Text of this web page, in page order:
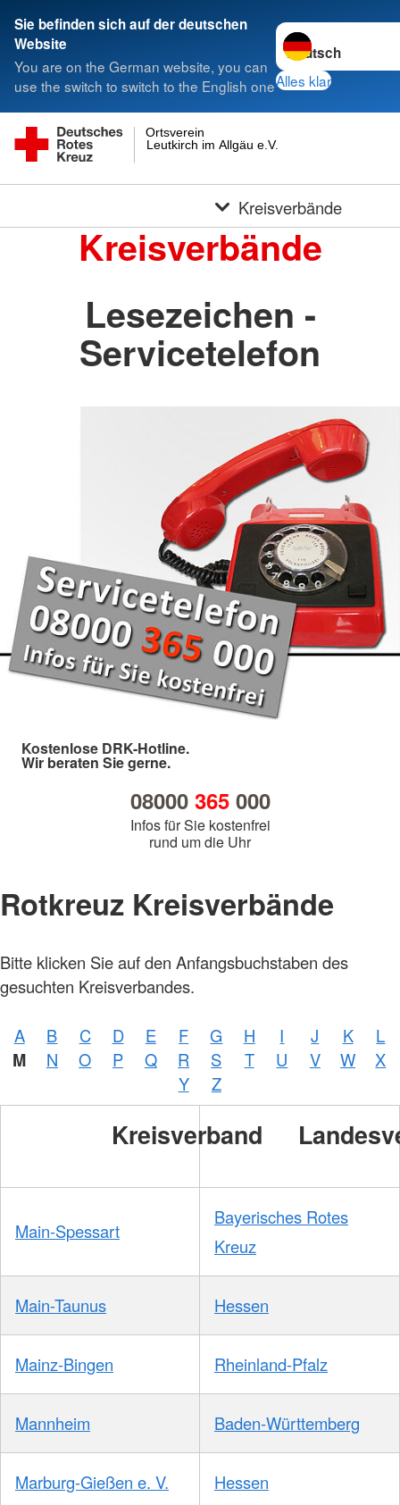
Sie befinden sich auf der deutschen
Website
You are on the German website, you can
use the switch to switch to the English one
Sprache wechseln
Alles klar
Leutkirch im Allgäu e.V.
Ortsverein
Kreisverbände
Kreisverbände
Lesezeichen -
Servicetelefon
Kostenlose DRK-Hotline.
Wir beraten Sie gerne.
08000 365000
Infos für Sie kostenfrei
rund um die Uhr
Rotkreuz Kreisverbände
Bitte klicken Sie auf den Anfangsbuchstaben des
gesuchten Kreisverbandes.
A B C D E F G H I J K L
M N O P Q R S T U V W
X
Y
Z
Kreisverband
Main-Spessart
Bayerisches Rotes
Kreuz
Main-Taunus Hessen
Mainz-Bingen Rheinland-Pfalz
Mannheim Baden-Württemberg
Marburg-Gießen e. V. Hessen